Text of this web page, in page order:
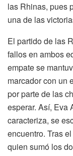
las Rhinas, pues
una de las
El partido de las
fallos en ambos
empate se
marcador con un
por parte de las
esperar. Así, Eva
caracteriza, se
encuentro. Tras
quien sumó los